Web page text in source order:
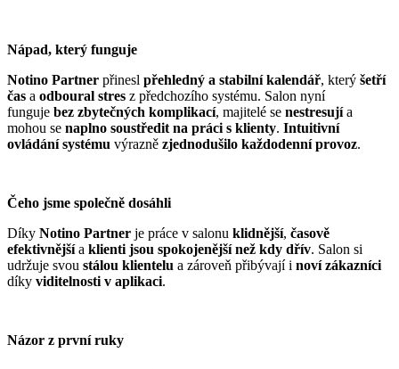
Nápad, který funguje
Notino Partner přinesl přehledný a stabilní kalendář, který šetří
čas a odboural stres z předchozího systému. Salon nyní
funguje bez zbytečných komplikací, majitelé se nestresujía
mohou se naplno soustředit na práci s klienty. Intuitivní
ovládání systému výrazně zjednodušilo každodenní provoz.
Čeho jsme společně dosáhli
Díky Notino Partner je práce v salonu klidnější, časově
efektivnějšía klienti jsou spokojenější než kdy dřív. Salon si
udržuje svou stálou klientelu a zároveň přibývají i noví zákazníci
díky viditelnosti v aplikaci.
Názor z první ruky